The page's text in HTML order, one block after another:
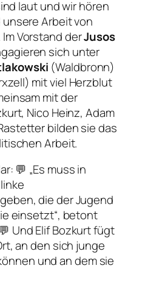
laut und wir hören
Arbeit von
Vorstand derJusos
sich unter
(Waldbronn)
mit viel Herzblut
mit der
Nico Heinz, Adam
bilden sie das
Arbeit.
💬 „Es muss in
die der Jugend
einsetzt“, betont
Und Elif Bozkurt fügt
an den sich junge
und an dem sie